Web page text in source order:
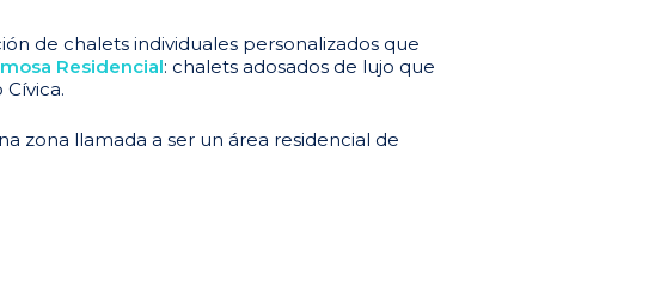
de chalets individuales personalizados que
Residencial: chalets adosados de lujo que
zona llamada a ser un área residencial de